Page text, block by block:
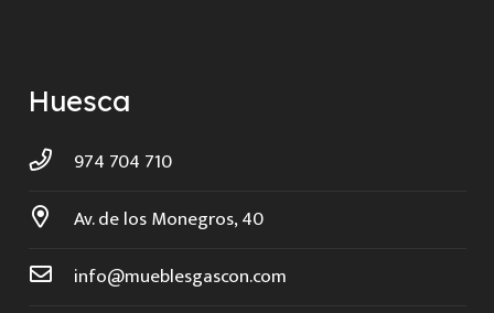
Huesca
974 704 710
Av. de los Monegros, 40
info@mueblesgascon.com